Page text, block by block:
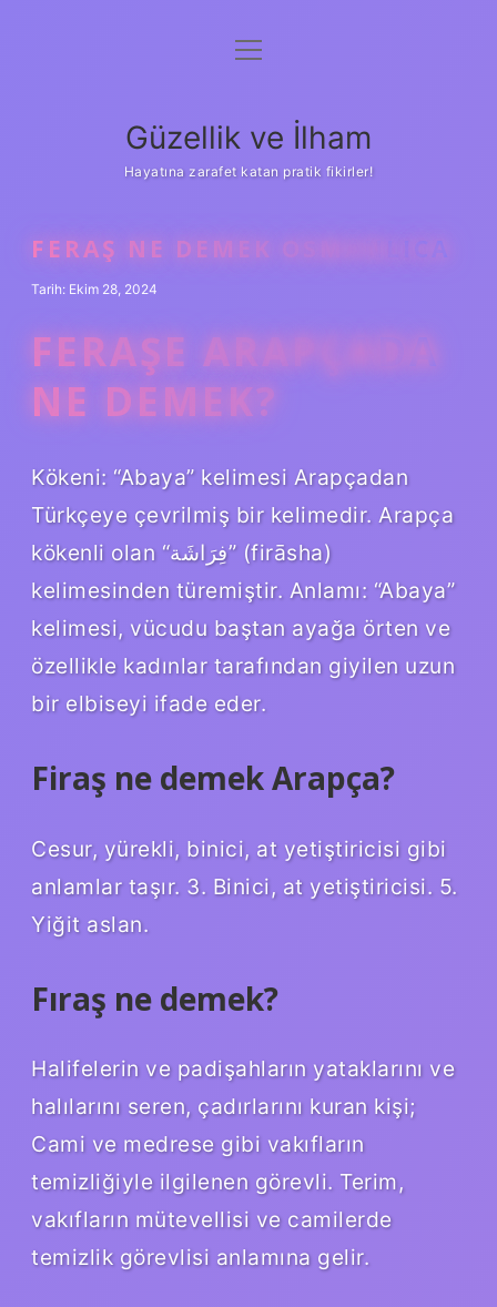
Anasayfa
Yasal Uyarı
menüyü
Güzellik ve İlham
Hayatına zarafet katan pratik fikirler!
FERAŞ NE DEMEK OSMANLICA
Tarih: Ekim 28, 2024
FERAŞE ARAPÇADA
NE DEMEK?
Kökeni: “Abaya” kelimesi Arapçadan
Türkçeye çevrilmiş bir kelimedir. Arapça
kökenli olan “فِرَاشَة” (firāsha)
kelimesinden türemiştir. Anlamı: “Abaya”
kelimesi, vücudu baştan ayağa örten ve
özellikle kadınlar tarafından giyilen uzun
bir elbiseyi ifade eder.
Firaş ne demek Arapça?
Cesur, yürekli, binici, at yetiştiricisi gibi
anlamlar taşır. 3. Binici, at yetiştiricisi. 5.
Yiğit aslan.
Fıraş ne demek?
Halifelerin ve padişahların yataklarını ve
halılarını seren, çadırlarını kuran kişi;
Cami ve medrese gibi vakıfların
temizliğiyle ilgilenen görevli. Terim,
vakıfların mütevellisi ve camilerde
temizlik görevlisi anlamına gelir.